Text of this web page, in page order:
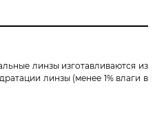
линзыизготавливаются из
линзы (менее 1% влаги в